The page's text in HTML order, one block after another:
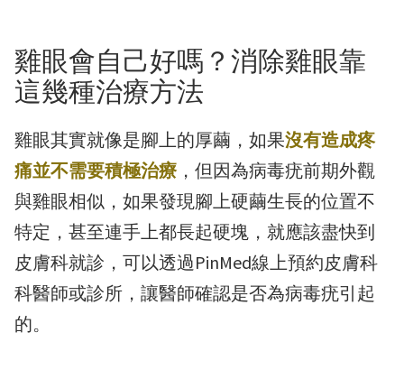
雞眼會自己好嗎？消除雞眼靠
這幾種治療方法
雞眼其實就像是腳上的厚繭，如果沒有造成疼
痛並不需要積極治療 ，但因為病毒疣前期外觀
與雞眼相似，如果發現腳上硬繭生長的位置不
特定，甚至連手上都長起硬塊，就應該盡快到
皮膚科就診，可以透過PinMed線上預約皮膚科
科醫師或診所，讓醫師確認是否為病毒疣引起
的。